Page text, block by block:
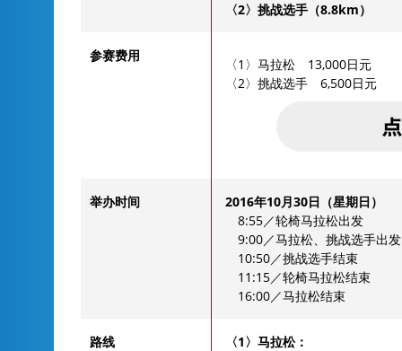
〈2〉挑战选手（8.8km）
参赛费用
〈1〉马拉松 13,000日元
〈2〉挑战选手 6,500日元
举办时间
2016年10月30日（星期日）
8:55／轮椅马拉松出发
9:00／马拉松、挑战选手出发
10:50／挑战选手结束
11:15／轮椅马拉松结束
16:00／马拉松结束
路线
〈1〉马拉松：